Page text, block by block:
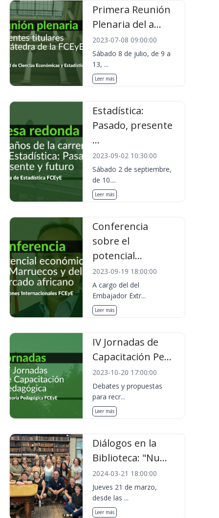
Primera Reunión
Plenaria del a...
2023-07-08 09:00:00
Sábado 8 de julio, de 9 a
13, ...
Leer más
Estadística:
Pasado, presente
...
2023-09-02 10:30:00
Sábado 2 de septiembre,
de 10....
Leer más
Conferencia
sobre el
potencial...
2023-09-19 18:00:00
A cargo del del
Embajador Extr...
Leer más
IV Jornadas de
Capacitación Pe...
2023-10-20 17:00:00
Debates y propuestas
para recr...
Leer más
Diálogos en la
Biblioteca: "Nu...
2024-03-21 18:00:00
Jueves 21 de marzo,
desde las ...
Leer más